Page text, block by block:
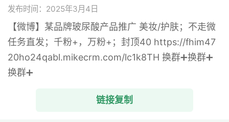
发布时间：2025年3月4日
【微博】某品牌玻尿酸产品推广 美妆/护肤；不走微
任务直发；千粉+，万粉+；封顶40 https://fhim47
20ho24qabl.mikecrm.com/lc1k8TH 换群➕换群➕
换群➕
链接复制